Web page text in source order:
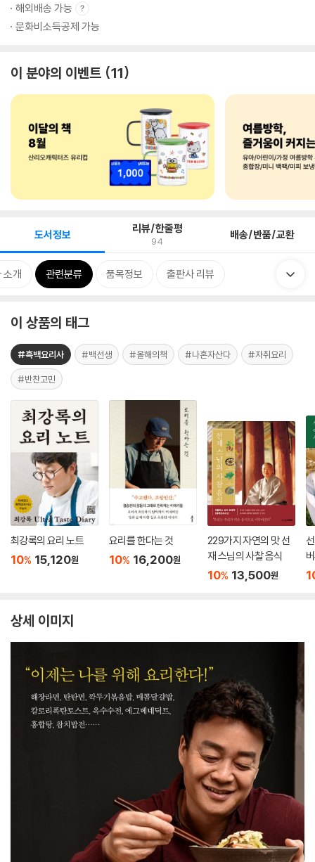
해외배송 가능
문화비소득공제 가능
이 분야의 이벤트 11
도서정보 리뷰/한줄평
94 배송/반품/교환
소개 관련분류 품목정보 출판사 리뷰
이 상품의 태그
#흑백요리사 #백선생 #올해의책 #나혼자산다 #자취요리
#반찬고민
최강록의 요리 노트
10% 15,120원
요리를 한다는 것
10% 16,200원
229가지 자연의 맛 선
재 스님의 사찰 음식
10% 13,500원
상세 이미지